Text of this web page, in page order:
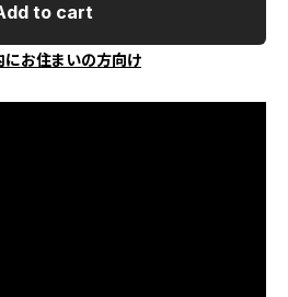
to cart
にお住まいの方向け